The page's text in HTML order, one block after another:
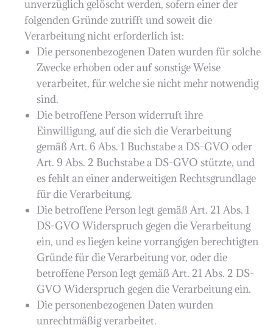
unverzüglich gelöscht werden, sofern einer der
folgenden Gründe zutrifft und soweit die
Verarbeitung nicht erforderlich ist:
Die personenbezogenen Daten wurden für solche
Zwecke erhoben oder auf sonstige Weise
verarbeitet, für welche sie nicht mehr notwendig
sind.
Die betroffene Person widerruft ihre
Einwilligung, auf die sich die Verarbeitung
gemäß Art. 6 Abs. 1 Buchstabe a DS-GVO oder
Art. 9 Abs. 2 Buchstabe a DS-GVO stützte, und
es fehlt an einer anderweitigen Rechtsgrundlage
für die Verarbeitung.
Die betroffene Person legt gemäß Art. 21 Abs. 1
DS-GVO Widerspruch gegen die Verarbeitung
ein, und es liegen keine vorrangigen berechtigten
Gründe für die Verarbeitung vor, oder die
betroffene Person legt gemäß Art. 21 Abs. 2 DS-
GVO Widerspruch gegen die Verarbeitung ein.
Die personenbezogenen Daten wurden
unrechtmäßig verarbeitet.